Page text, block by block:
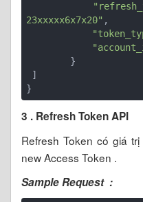
23xxxxx6x7x20" ,
}
3 . Refresh Token API
Refresh Token có giá
new Access Token .
Sample Request :